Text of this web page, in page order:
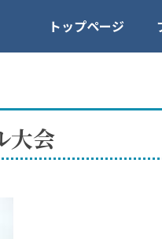
トップページ
大会